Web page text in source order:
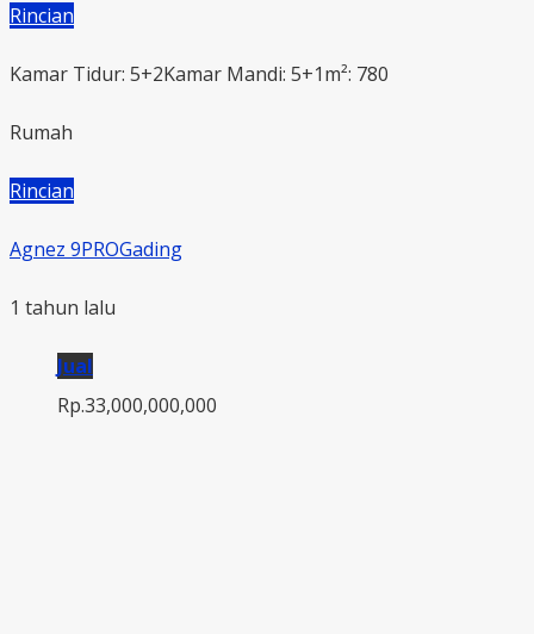
Rincian
Kamar Tidur: 5+2Kamar Mandi: 5+1m²: 780
Rumah
Rincian
Agnez 9PROGading
1 tahun lalu
Jual
Rp.33,000,000,000